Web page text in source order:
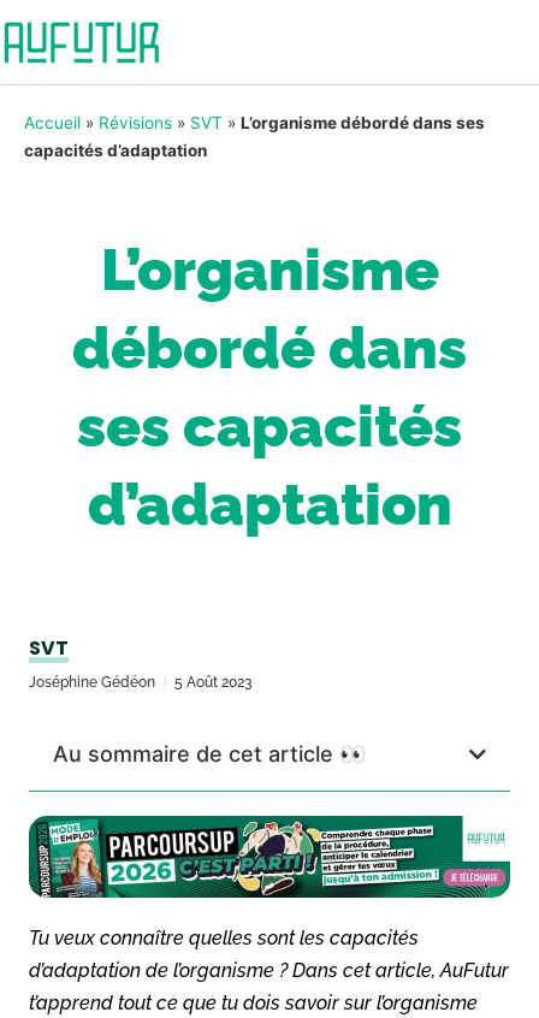
Accueil » Révisions » SVT » L’organisme débordé dans ses
capacités d’adaptation
L’organisme
débordé dans
ses capacités
d’adaptation
SVT
Joséphine Gédéon 5 Août 2023
Au sommaire de cet article 👀
Tu veux connaître quelles sont les capacités
d’adaptation de l’organisme ? Dans cet article, AuFutur
t’apprend tout ce que tu dois savoir sur l’organisme